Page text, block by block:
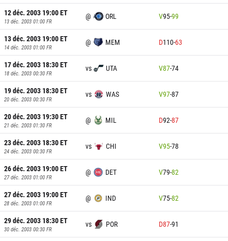
12 déc. 2003 19:00ET
13 déc. 2003 01:00 FR
@ ORL V95-99
13 déc. 2003 19:00ET
14 déc. 2003 01:00 FR
@ MEM D110-63
17 déc. 2003 18:30ET
18 déc. 2003 00:30 FR
vs UTA V87-74
19 déc. 2003 18:30ET
20 déc. 2003 00:30 FR
vs WAS V97-87
20 déc. 2003 19:30ET
21 déc. 2003 01:30 FR
@ MIL D92-87
23 déc. 2003 18:30ET
24 déc. 2003 00:30 FR
vs CHI V95-78
26 déc. 2003 19:00ET
27 déc. 2003 01:00 FR
@ DET V79-82
27 déc. 2003 19:00ET
28 déc. 2003 01:00 FR
@ IND V75-82
29 déc. 2003 18:30ET
30 déc. 2003 00:30 FR
vs POR D87-91